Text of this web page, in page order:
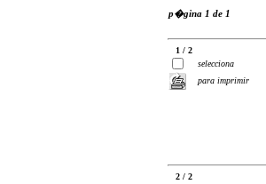
p�gina 1 de 1
1 / 2
selecciona
para imprimir
2 / 2